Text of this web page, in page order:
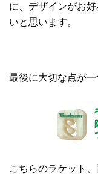
に、デザインがお
いと思います。
最後に大切な点が一
こちらのラケット